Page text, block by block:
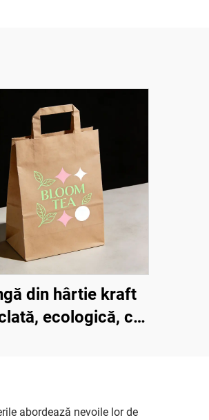
din hârtie kraft
ecologică, cu
din hârtie
abordează nevoile lor de